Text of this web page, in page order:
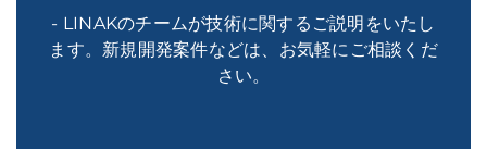
- LINAKのチームが技術に関するご説明をいたし
ます。新規開発案件などは、お気軽にご相談くだ
さい。